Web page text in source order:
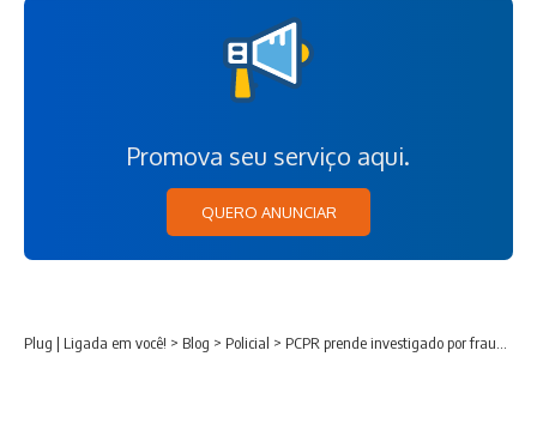
Promova seu serviço aqui.
QUERO ANUNCIAR
Plug | Ligada em você! > Blog > Policial > PCPR prende investigado por fraudar acesso a sistemas judiciais no Paraná e outros estados